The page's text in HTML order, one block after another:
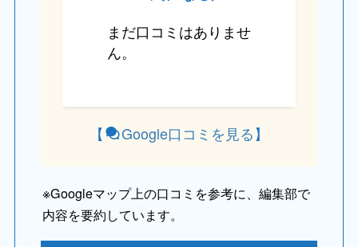
まだ口コミはありませ
ん。
【 Google口コミを見る】
※Googleマップ上の口コミを参考に、編集部で
内容を要約しています。